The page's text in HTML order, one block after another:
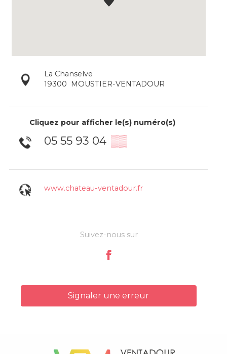
La Chanselve
19300
MOUSTIER-VENTADOUR
Cliquez pour afficher le(s) numéro(s)
05 55 93 04 ▒▒
www.chateau-ventadour.fr
Suivez-nous sur
Signaler une erreur